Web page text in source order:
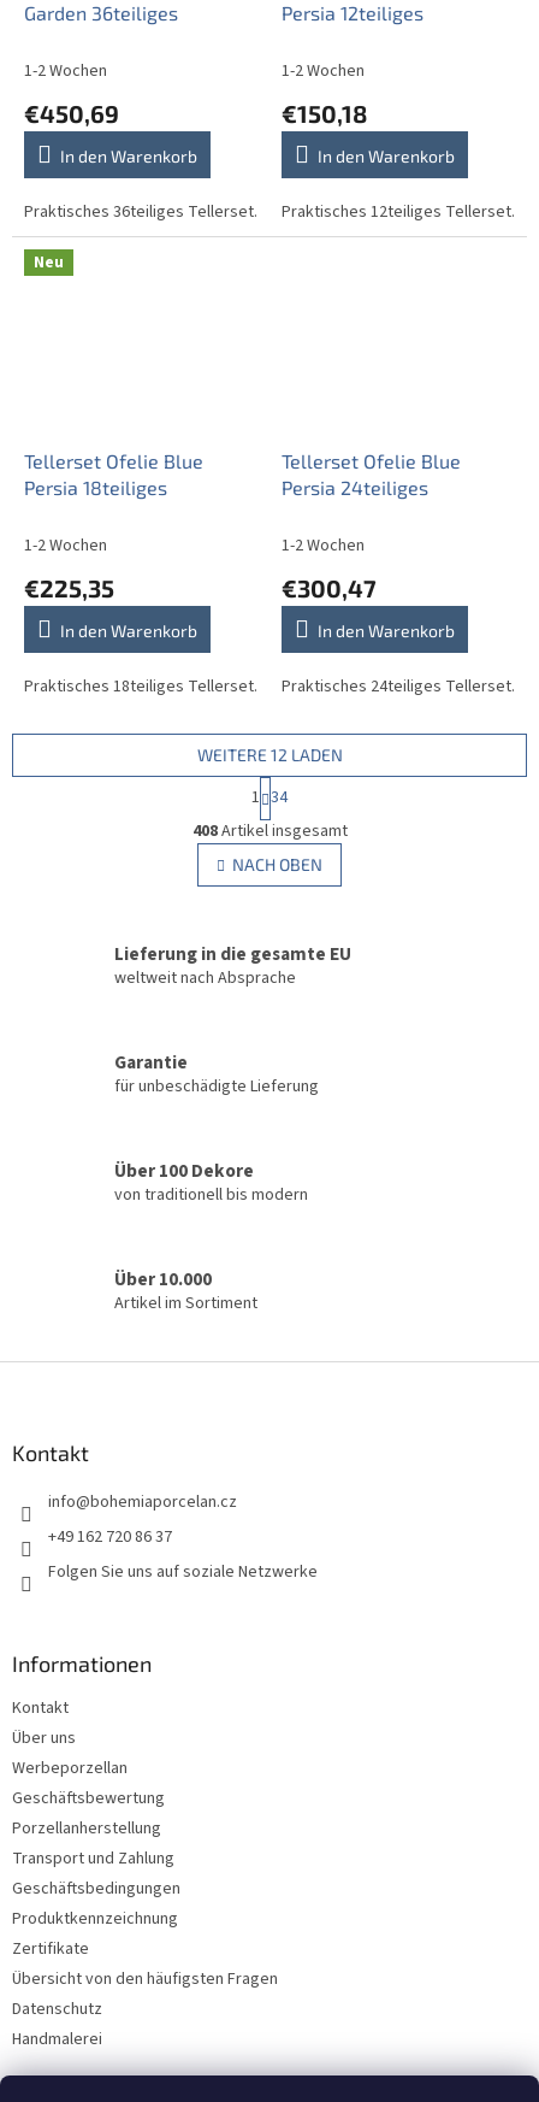
Garden 36teiliges
1-2 Wochen
€450,69
In den Warenkorb
Praktisches 36teiliges Tellerset.
Persia 12teiliges
1-2 Wochen
€150,18
In den Warenkorb
Praktisches 12teiliges Tellerset.
Neu
Tellerset Ofelie Blue
Persia 18teiliges
1-2 Wochen
€225,35
In den Warenkorb
Praktisches 18teiliges Tellerset.
Tellerset Ofelie Blue
Persia 24teiliges
1-2 Wochen
€300,47
In den Warenkorb
Praktisches 24teiliges Tellerset.
S
t
e
u
e
l
t
r
L
WEITERE 12 LADEN
P
a
g
i
n
i
u
n
g
1 34
408Artikel insgesamt
NACH OBEN
Lieferung in die gesamte EU
weltweit nach Absprache
Garantie
für unbeschädigte Lieferung
Über 100 Dekore
von traditionell bis modern
Über 10.000
Artikel im Sortiment
Kontakt
info@bohemiaporcelan.cz
+49 162 720 86 37
Folgen Sie uns auf soziale Netzwerke
Informationen
Kontakt
Über uns
Werbeporzellan
Geschäftsbewertung
Porzellanherstellung
Transport und Zahlung
Geschäftsbedingungen
Produktkennzeichnung
Zertifikate
Übersicht von den häufigsten Fragen
Datenschutz
Handmalerei